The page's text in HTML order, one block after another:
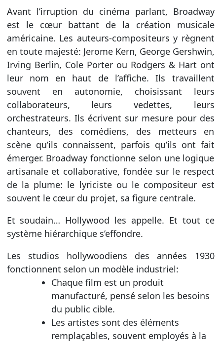
Avant l’irruption du cinéma parlant, Broadway
est le cœur battant de la création musicale
américaine. Les auteurs-compositeurs y règnent
en toute majesté: Jerome Kern, George Gershwin,
Irving Berlin, Cole Porter ou Rodgers & Hart ont
leur nom en haut de l’affiche. Ils travaillent
souvent en autonomie, choisissant leurs
collaborateurs, leurs vedettes, leurs
orchestrateurs. Ils écrivent sur mesure pour des
chanteurs, des comédiens, des metteurs en
scène qu’ils connaissent, parfois qu’ils ont fait
émerger. Broadway fonctionne selon une logique
artisanale et collaborative, fondée sur le respect
de la plume: le lyriciste ou le compositeur est
souvent le cœur du projet, sa figure centrale.
Et soudain… Hollywood les appelle. Et tout ce
système hiérarchique s’effondre.
Les studios hollywoodiens des années 1930
fonctionnent selon un modèle industriel:
Chaque film est un produit
manufacturé, pensé selon les besoins
du public cible.
Les artistes sont des éléments
remplaçables, souvent employés à la